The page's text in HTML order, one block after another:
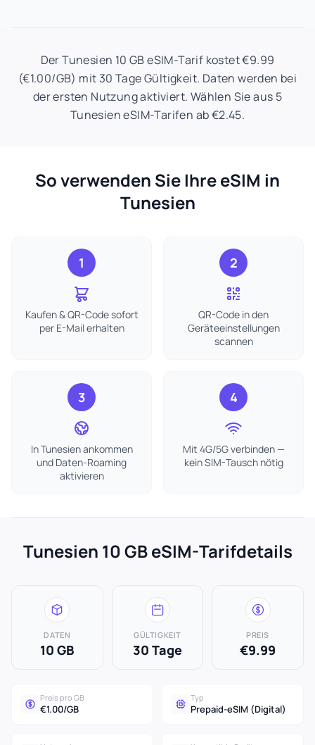
Der Tunesien 10 GB eSIM-Tarif kostet €9.99
(€1.00/GB) mit 30 Tage Gültigkeit. Daten werden bei
der ersten Nutzung aktiviert. Wählen Sie aus 5
Tunesien eSIM-Tarifen ab €2.45.
So verwenden Sie Ihre eSIM in
Tunesien
1
Kaufen & QR-Code sofort
per E-Mail erhalten
2
QR-Code in den
Geräteeinstellungen
scannen
3
In Tunesien ankommen
und Daten-Roaming
aktivieren
4
Mit 4G/5G verbinden —
kein SIM-Tausch nötig
Tunesien 10 GB eSIM-Tarifdetails
DATEN
10 GB
GÜLTIGKEIT
30 Tage
PREIS
€9.99
Preis pro GB
€1.00/GB
Typ
Prepaid-eSIM (Digital)